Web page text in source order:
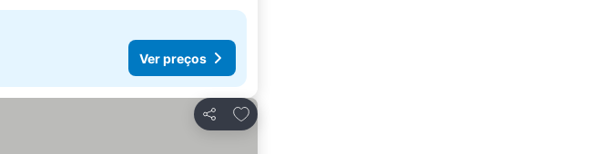
Ver preços
Partilhar
Adicionar aos favoritos